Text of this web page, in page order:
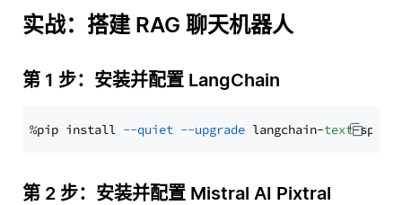
实战：搭建 RAG 聊天机器人
第 1 步：安装并配置 LangChain
%pip install --quiet --upgrade langchain-text
第 2 步：安装并配置 Mistral AI Pixtral